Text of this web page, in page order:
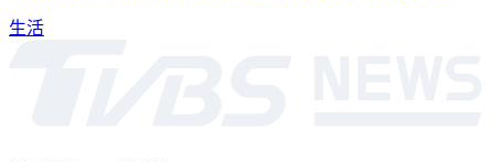
生活